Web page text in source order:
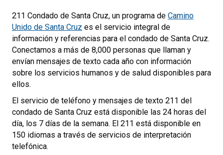
211 Condado de Santa Cruz, un programa de Camino
Unido de Santa Cruz es el servicio integral de
información y referencias para el condado de Santa Cruz.
Conectamos a más de 8,000 personas que llaman y
envían mensajes de texto cada año con información
sobre los servicios humanos y de salud disponibles para
ellos.
El servicio de teléfono y mensajes de texto 211 del
condado de Santa Cruz está disponible las 24 horas del
día, los 7 días de la semana. El 211 está disponible en
150 idiomas a través de servicios de interpretación
telefónica.